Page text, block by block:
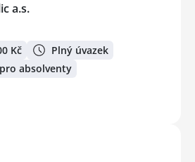
a.s.
Kč
Plný úvazek
absolventy